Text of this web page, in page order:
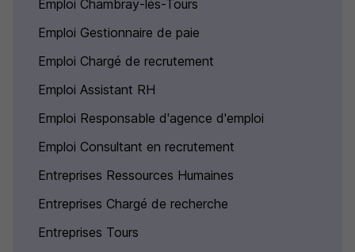
Emploi Chambray-lès-Tours
Emploi Gestionnaire de paie
Emploi Chargé de recrutement
Emploi Assistant RH
Emploi Responsable d'agence d'emploi
Emploi Consultant en recrutement
Entreprises Ressources Humaines
Entreprises Chargé de recherche
Entreprises Tours